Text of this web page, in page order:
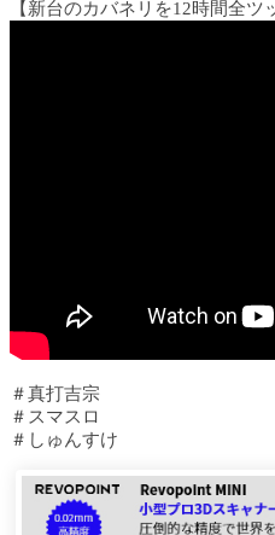
【新台のカバネリを12時間全ツ
＃真打吉宗
＃スマスロ
＃しゅんすけ